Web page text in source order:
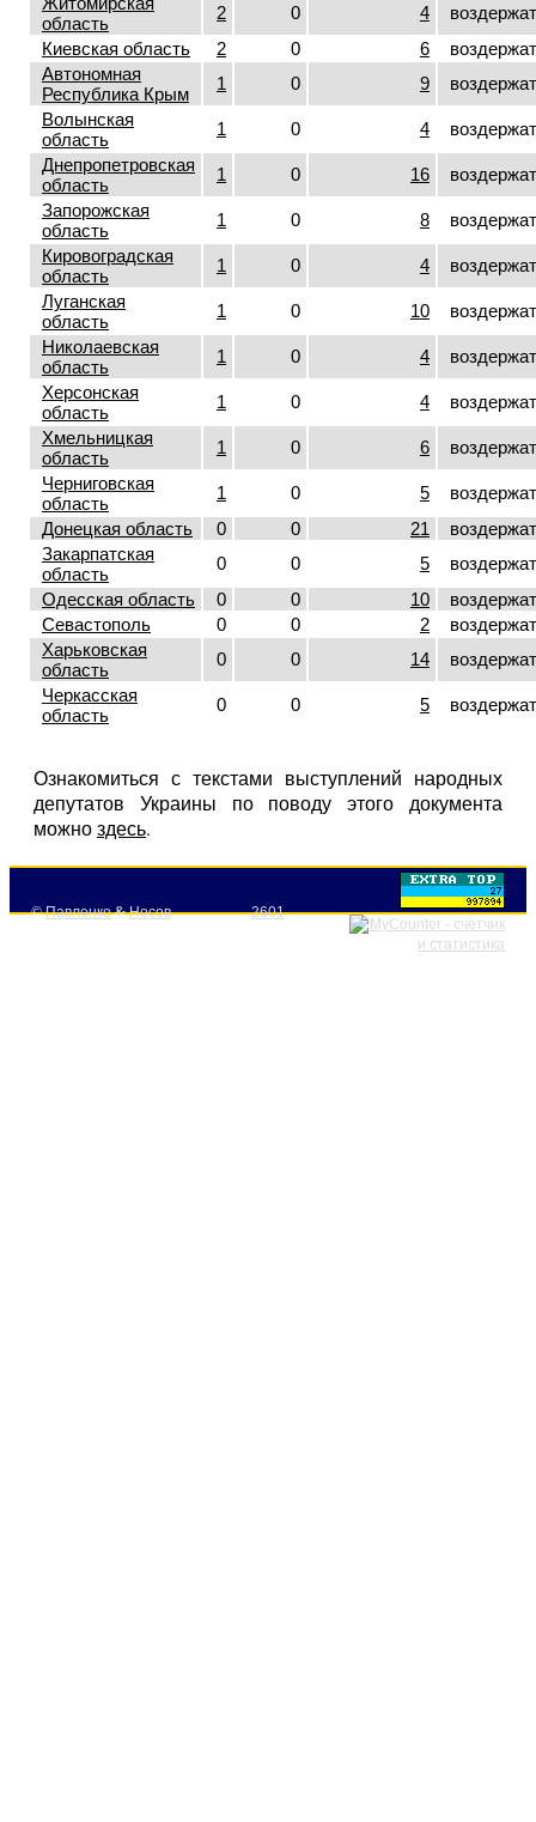
область
2 0 4
Киевская область
2 0 6
Автономная
Республика Крым
1 0 9
Волынская
область
1 0 4
Днепропетровская
область
1 0 16
Запорожская
область
1 0 8
Кировоградская
область
1 0 4
Луганская
область
1 0 10
Николаевская
область
1 0 4
Херсонская
область
1 0 4
Хмельницкая
область
1 0 6
Черниговская
область
1 0 5
Донецкая область
0 0 21
Закарпатская
область
0 0 5
Одесская область
0 0 10
Севастополь
0 0 2
Харьковская
область
0 0 14
Черкасская
область
0 0 5
Ознакомиться с текстами выступлений народных
депутатов Украины по поводу этого документа
можноздесь.
©Павленко&Носов 2601